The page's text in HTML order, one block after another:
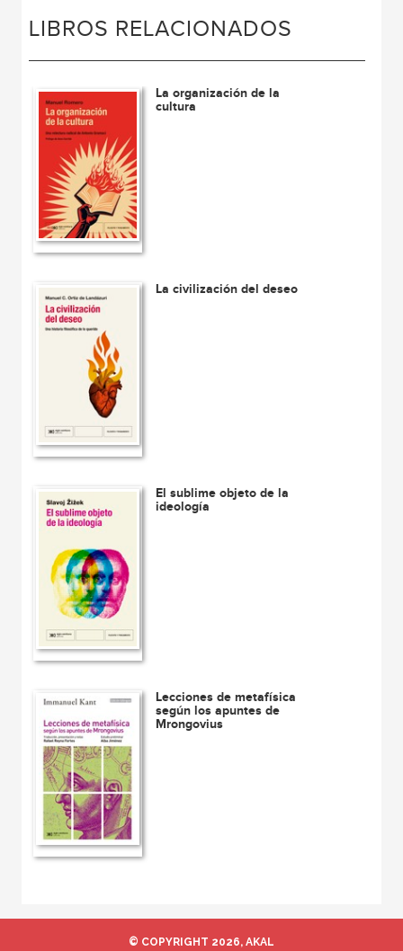
LIBROS RELACIONADOS
La organización de la
cultura
La civilización del deseo
El sublime objeto de la
ideología
Lecciones de metafísica
según los apuntes de
Mrongovius
© COPYRIGHT 2026, AKAL